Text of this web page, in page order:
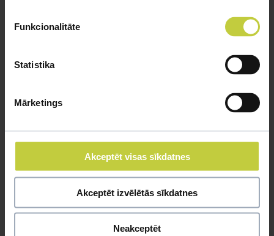
Funkcionalitāte
Statistika
Mārketings
Akceptēt visas sīkdatnes
Akceptēt izvēlētās sīkdatnes
Neakceptēt
Sintija Rudīte
Pūka